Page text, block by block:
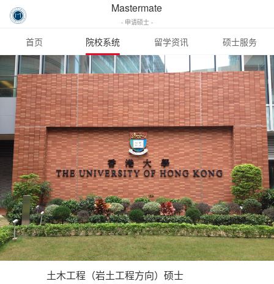
Mastermate
- 申请硕士 -
首页 院校系统 留学资讯 硕士服务
土木工程（岩土工程方向）硕士